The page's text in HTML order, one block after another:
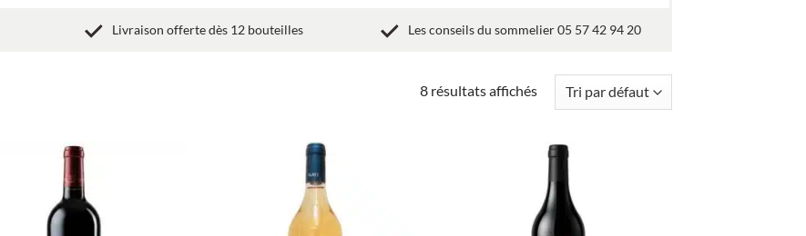
Livraison offerte dès 12 bouteilles Les conseils du sommelier 05 57 42 94 20
8 résultats affichésTrié
récent
au
plus
ancien